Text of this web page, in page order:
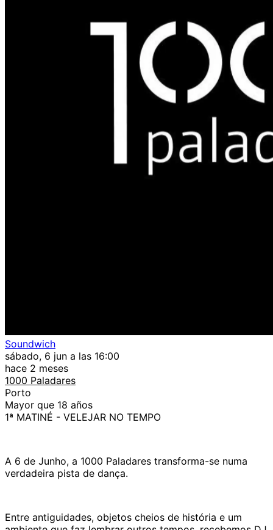
Soundwich
sábado, 6 jun a las 16:00
hace 2 meses
1000 Paladares
Porto
Mayor que 18 años
1ª MATINÉ - VELEJAR NO TEMPO
A 6 de Junho, a 1000 Paladares transforma-se numa
verdadeira pista de dança.
Entre antiguidades, objetos cheios de história e um